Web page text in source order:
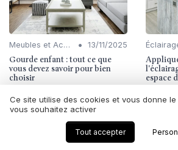
Meubles et Accessoires • 13/11/2025
Gourde enfant : tout ce que
vous devez savoir pour bien
choisir espace
Ce site utilise des cookies et vous donne
vous souhaitez activer
Tout accepter